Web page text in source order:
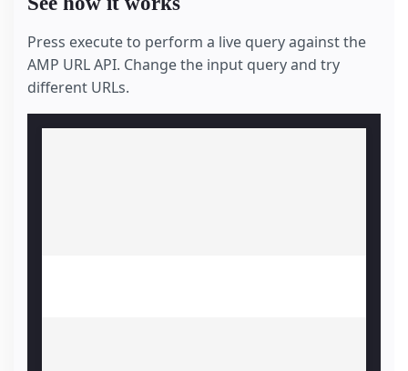
Press execute to perform a live query against the
AMP URL API. Change the input query and try
different URLs.